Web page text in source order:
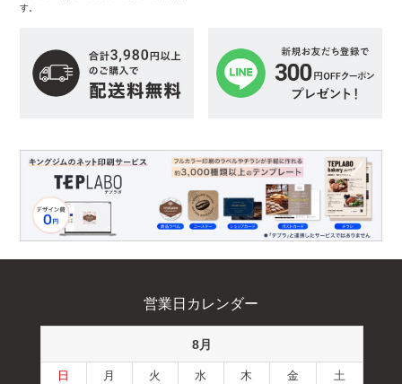
す。
営業日カレンダー
8月
日 月 火 水 木 金
土